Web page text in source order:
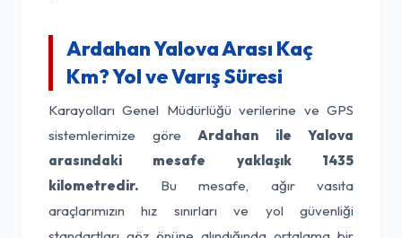
Ardahan Yalova Arası Kaç
Km? Yol ve Varış Süresi
Karayolları Genel Müdürlüğü verilerine ve GPS
sistemlerimize göre Ardahan ile Yalova
arasındaki mesafe yaklaşık 1435
kilometredir. Bu mesafe, ağır vasıta
araçlarımızın hız sınırları ve yol güvenliği